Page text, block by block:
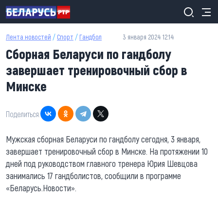
Перейти к основному содержанию
Лента новостей / Спорт / Гандбол 3 января 2024 12:14
Сборная Беларуси по гандболу
завершает тренировочный сбор в
Минске
Поделиться:
Мужская сборная Беларуси по гандболу сегодня, 3 января,
завершает тренировочный сбор в Минске. На протяжении 10
дней под руководством главного тренера Юрия Шевцова
занимались 17 гандболистов, сообщили в программе
«Беларусь.Новости».